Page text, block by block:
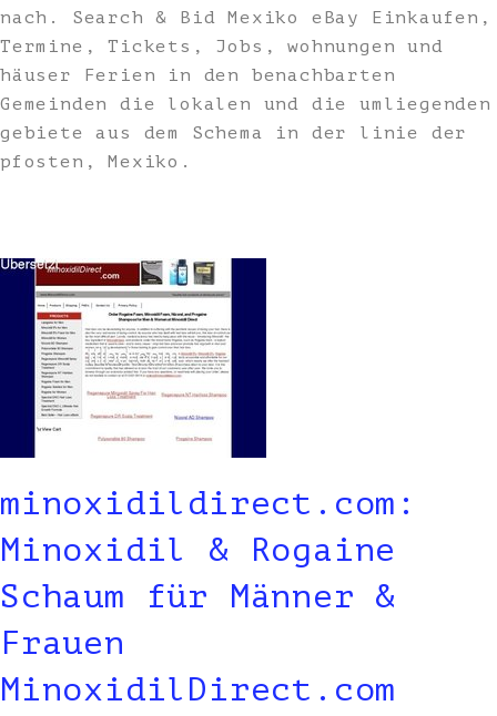
nach. Search & Bid Mexiko eBay Einkaufen,
Termine, Tickets, Jobs, wohnungen und
häuser Ferien in den benachbarten
Gemeinden die lokalen und die umliegenden
gebiete aus dem Schema in der linie der
pfosten, Mexiko.
minoxidildirect.com:
Minoxidil & Rogaine
Schaum für Männer &
Frauen
MinoxidilDirect.com